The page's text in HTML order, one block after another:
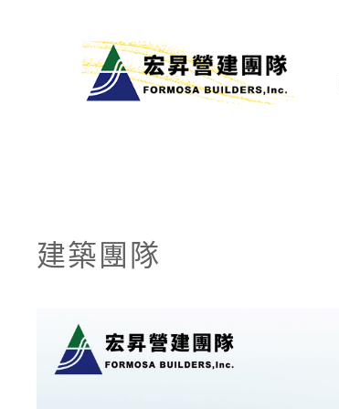
建築團隊